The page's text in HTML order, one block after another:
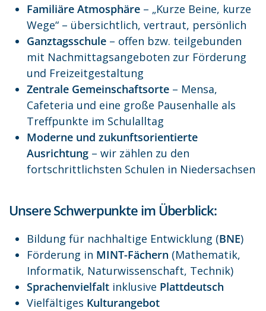
Familiäre Atmosphäre – „Kurze Beine, kurze
Wege“ – übersichtlich, vertraut, persönlich
Ganztagsschule – offen bzw. teilgebunden
mit Nachmittagsangeboten zur Förderung
und Freizeitgestaltung
Zentrale Gemeinschaftsorte – Mensa,
Cafeteria und eine große Pausenhalle als
Treffpunkte im Schulalltag
Moderne und zukunftsorientierte
Ausrichtung – wir zählen zu den
fortschrittlichsten Schulen in Niedersachsen
Unsere Schwerpunkte im Überblick:
Bildung für nachhaltige Entwicklung (BNE)
Förderung in MINT-Fächern (Mathematik,
Informatik, Naturwissenschaft, Technik)
Sprachenvielfalt inklusive Plattdeutsch
Vielfältiges Kulturangebot